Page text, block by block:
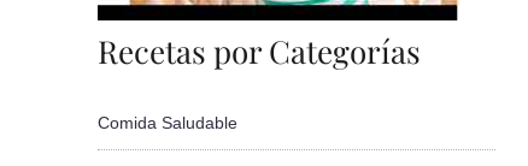
Recetas por Categorías
Comida Saludable